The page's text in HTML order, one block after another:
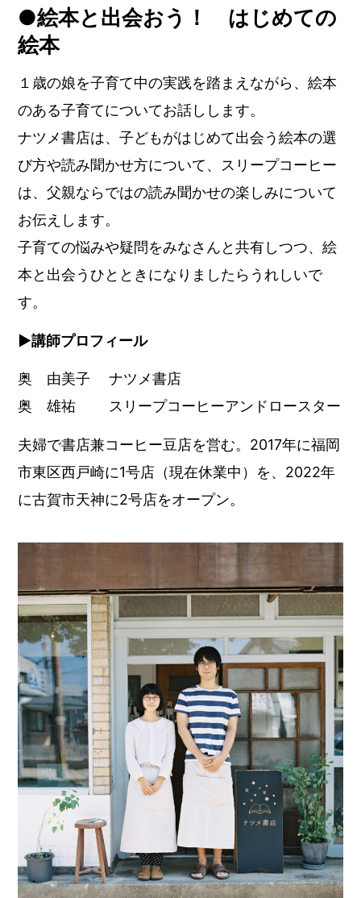
●絵本と出会おう！ はじめての
絵本
１歳の娘を子育て中の実践を踏まえながら、絵本
のある子育てについてお話しします。
ナツメ書店は、子どもがはじめて出会う絵本の選
び方や読み聞かせ方について、スリープコーヒー
は、父親ならではの読み聞かせの楽しみについて
お伝えします。
子育ての悩みや疑問をみなさんと共有しつつ、絵
本と出会うひとときになりましたらうれしいで
す。
▶︎講師プロフィール
奥 由美子 ナツメ書店
奥 雄祐 スリープコーヒーアンドロースター
夫婦で書店兼コーヒー豆店を営む。2017年に福岡
市東区西戸崎に1号店（現在休業中）を、2022年
に古賀市天神に2号店をオープン。